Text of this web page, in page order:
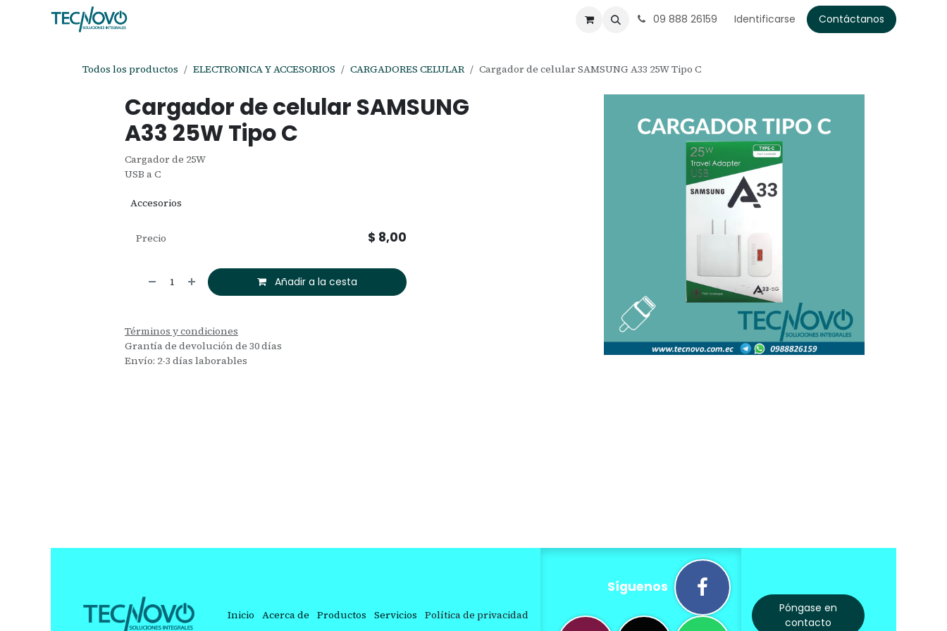
09 888 26159 Identificarse Contáctanos
Todos los productos ELECTRONICA Y ACCESORIOS CARGADORES CELULAR Cargador de celular SAMSUNG A33 25W Tipo C
Cargador de celular SAMSUNG
A33 25W Tipo C
Cargador de 25W
USB a C
Accesorios
Añadir a la cesta
Precio $ 8,00
Términos y condiciones
Grantía de devolución de 30 días
Envío: 2-3 días laborables
Inicio Acerca de Productos Servicios Política de privacidad
Síguenos
Póngase en
contacto